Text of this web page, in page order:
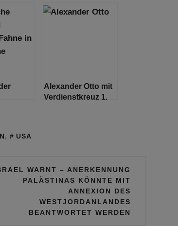
erste orthodoxe
Rabbinerin
Alexander Otto mit
Verdienstkreuz 1.
, USA
WARNT – ANERKENNUNG
PALÄSTINAS KÖNNTE MIT
ANNEXION DES
WESTJORDANLANDES
BEANTWORTET WERDEN